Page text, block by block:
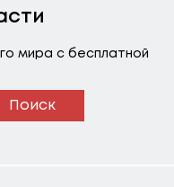
мира с бесплатной
Поиск